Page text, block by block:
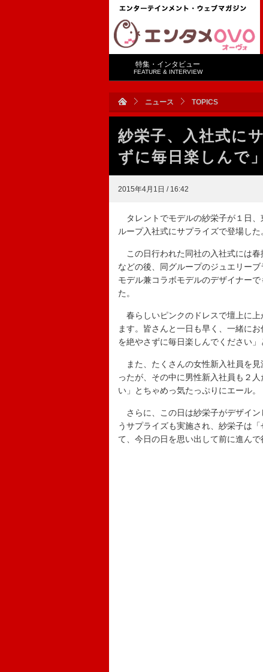
特集・インタビュー
FEATURE & INTERVIEW
ニュース TOPICS
紗栄子、入社式に
ずに毎日楽しんで」
2015年4月1日 / 16:42
タレントでモデルの紗栄子が１日
ループ入社式にサプライズで登場した
この日行われた同社の入社式には
などの後、同グループのジュエリー
モデル兼コラボモデルのデザイナー
た。
春らしいピンクのドレスで壇上に
ます。皆さんと一日も早く、一緒に
を絶やさずに毎日楽しんでください」
また、たくさんの女性新入社員を
ったが、その中に男性新入社員も２
い」とちゃめっ気たっぷりにエール。
さらに、この日は紗栄子がデザイ
うサプライズも実施され、紗栄子は
て、今日の日を思い出して前に進ん